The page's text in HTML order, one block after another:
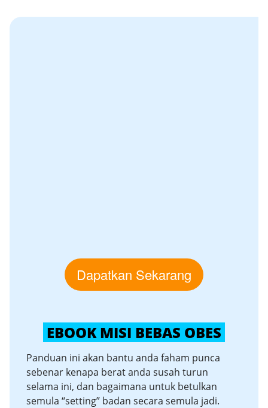
Dapatkan Sekarang
EBOOK MISI BEBAS OBES
Panduan ini akan bantu anda faham punca
sebenar kenapa berat anda susah turun
selama ini, dan bagaimana untuk betulkan
semula “setting” badan secara semula jadi.